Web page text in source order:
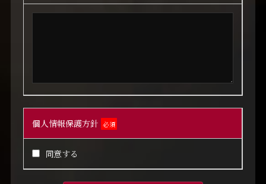
個人情報保護方針 必須
同意する